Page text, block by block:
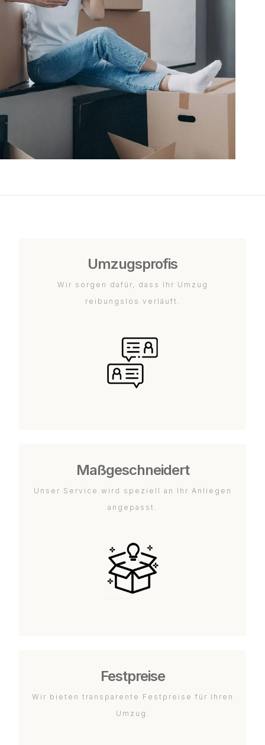
Umzugsprofis
Wir sorgen dafür, dass Ihr Umzug
reibungslos verläuft.
Maßgeschneidert
Unser Service wird speziell an Ihr Anliegen
angepasst.
Festpreise
Wir bieten transparente Festpreise für Ihren
Umzug.